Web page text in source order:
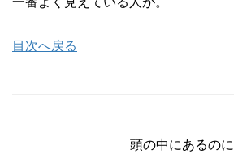
目次へ戻る
頭の中にあるのに